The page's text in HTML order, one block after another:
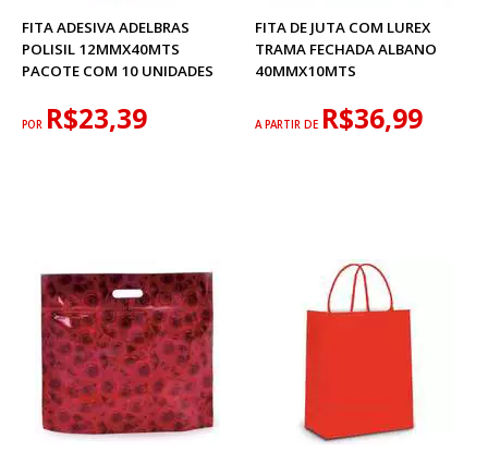
FITA ADESIVA ADELBRAS
POLISIL 12MMX40MTS
PACOTE COM 10 UNIDADES
POR R$23,39
FITA DE JUTA COM LUREX
TRAMA FECHADA ALBANO
40MMX10MTS
A PARTIR DE R$36,99